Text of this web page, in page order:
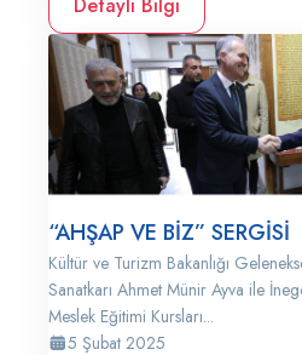
“AHŞAP VE BİZ” SERGİSİ
Kültür ve Turizm Bakanlığı
Sanatkarı Ahmet Münir Ayva ile
Meslek Eğitimi Kursları...
5 Şubat 2025